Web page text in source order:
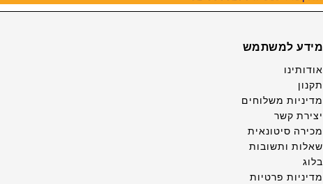
מידע למשתמש
אודותינו
תקנון
מדיניות משלוחים
יצירת קשר
מכירה סיטונאית
שאלות ותשובות
בלוג
מדיניות פרטיות